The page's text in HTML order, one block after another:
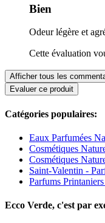
Bien
Odeur légère et
Cette évaluation
Afficher tous les
Evaluer ce produit
Catégories populaires:
Eaux Parfumées
Cosmétiques
Cosmétiques
Saint-Valentin -
Parfums
Ecco Verde, c'est par